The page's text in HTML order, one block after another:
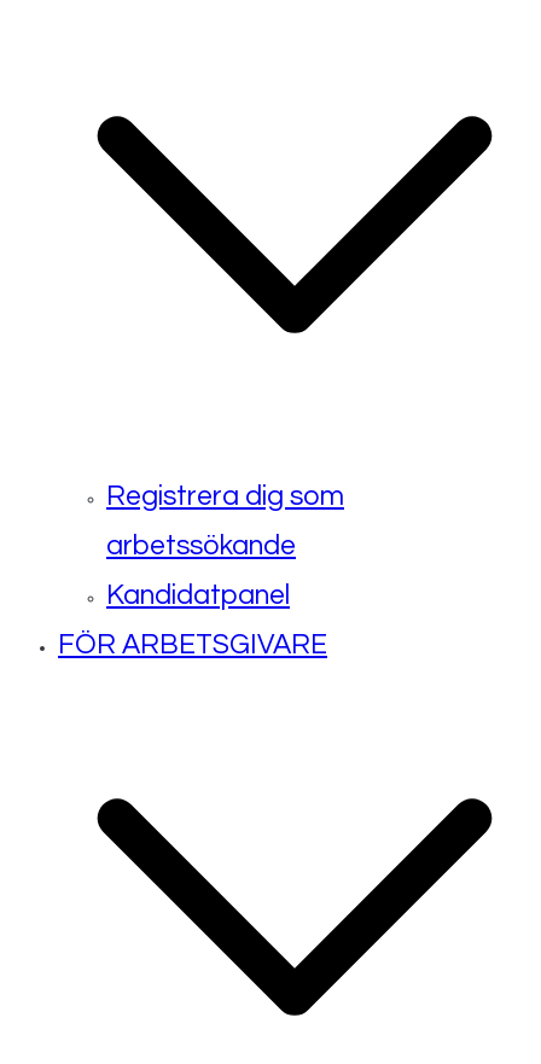
Registrera dig som
arbetssökande
Kandidatpanel
FÖR ARBETSGIVARE